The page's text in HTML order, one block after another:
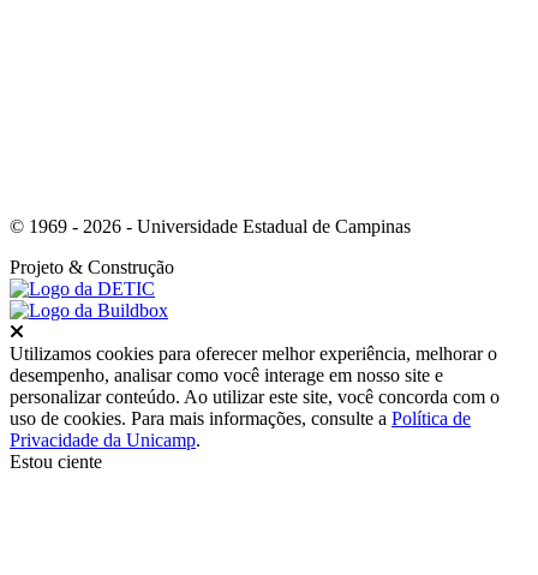
© 1969 - 2026 - Universidade Estadual de Campinas
Projeto & Construção
Utilizamos cookies para oferecer melhor experiência, melhorar o
desempenho, analisar como você interage em nosso site e
personalizar conteúdo. Ao utilizar este site, você concorda com o
uso de cookies. Para mais informações, consulte a Política de
Privacidade da Unicamp.
Estou ciente